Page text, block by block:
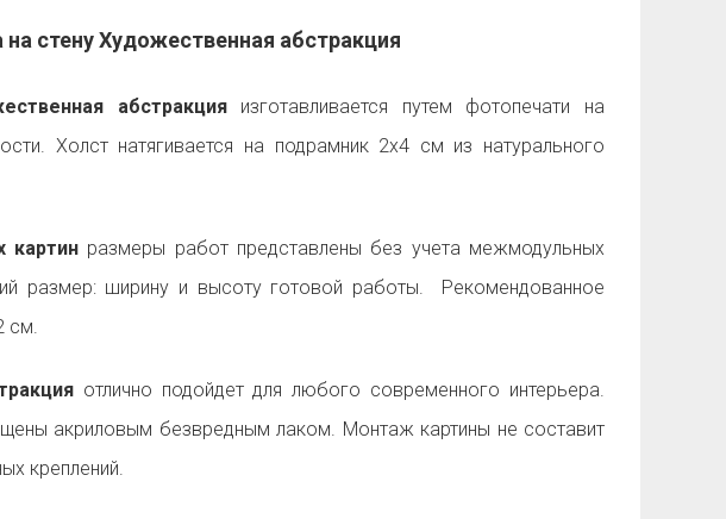
стену Художественная абстракция
абстракцияизготавливается путем фотопечати на
Холст натягивается на подрамник 2х4 см из натурального
картинразмеры работ представлены без учета межмодульных
размер: ширину и высоту готовой работы. Рекомендованное
см.
отлично подойдет для любого современного интерьера.
акриловым безвредным лаком. Монтаж картины не составит
креплений.